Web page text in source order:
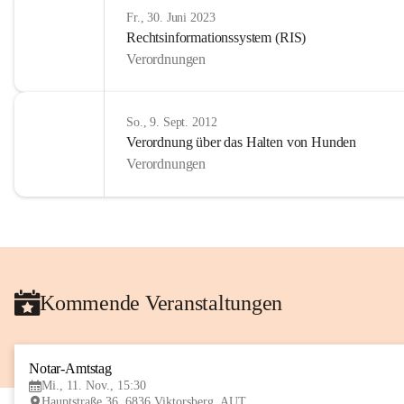
Fr., 30. Juni 2023
Rechtsinformationssystem (RIS)
Verordnungen
So., 9. Sept. 2012
Verordnung über das Halten von Hunden
Verordnungen
Kommende Veranstaltungen
Notar-Amtstag
Mi., 11. Nov., 15:30